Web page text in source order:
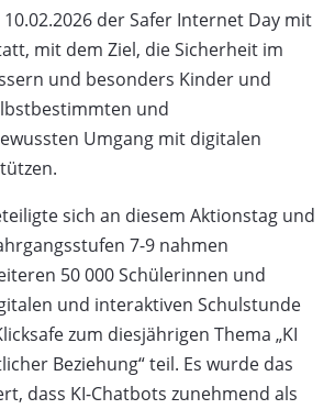
der Safer Internet Day mit
mit dem Ziel, die Sicherheit im
und besonders Kinder und
und
Umgang mit digitalen
sich an diesem Aktionstag und
7-9 nahmen
50 000 Schülerinnen und
und interaktiven Schulstunde
zum diesjährigen Thema „KI
Beziehung“ teil. Es wurde das
dass KI-Chatbots zunehmend als